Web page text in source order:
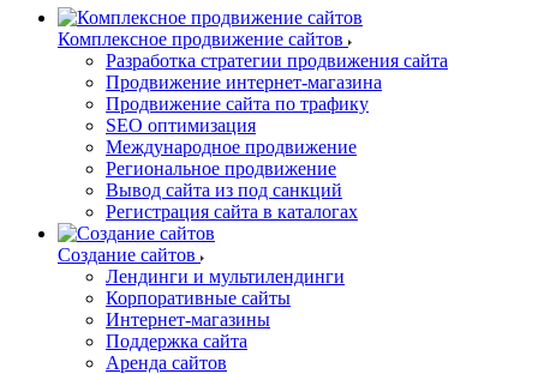
Комплексное продвижение сайтов
Разработка стратегии продвижения сайта
Продвижение интернет-магазина
Продвижение сайта по трафику
SEO оптимизация
Международное продвижение
Региональное продвижение
Вывод сайта из под санкций
Регистрация сайта в каталогах
Создание сайтов
Лендинги и мультилендинги
Корпоративные сайты
Интернет-магазины
Поддержка сайта
Аренда сайтов